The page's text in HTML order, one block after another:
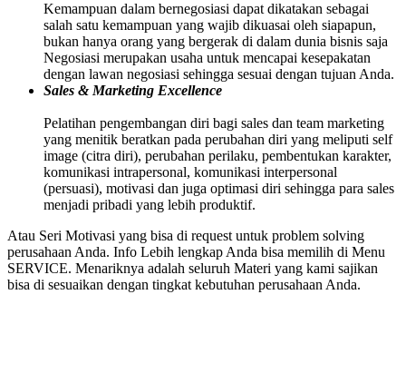
Kemampuan dalam bernegosiasi dapat dikatakan sebagai
salah satu kemampuan yang wajib dikuasai oleh siapapun,
bukan hanya orang yang bergerak di dalam dunia bisnis saja
Negosiasi merupakan usaha untuk mencapai kesepakatan
dengan lawan negosiasi sehingga sesuai dengan tujuan Anda.
Sales & Marketing Excellence
Pelatihan pengembangan diri bagi sales dan team marketing
yang menitik beratkan pada perubahan diri yang meliputi self
image (citra diri), perubahan perilaku, pembentukan karakter,
komunikasi intrapersonal, komunikasi interpersonal
(persuasi), motivasi dan juga optimasi diri sehingga para sales
menjadi pribadi yang lebih produktif.
Atau Seri Motivasi yang bisa di request untuk problem solving
perusahaan Anda. Info Lebih lengkap Anda bisa memilih di Menu
SERVICE. Menariknya adalah seluruh Materi yang kami sajikan
bisa di sesuaikan dengan tingkat kebutuhan perusahaan Anda.